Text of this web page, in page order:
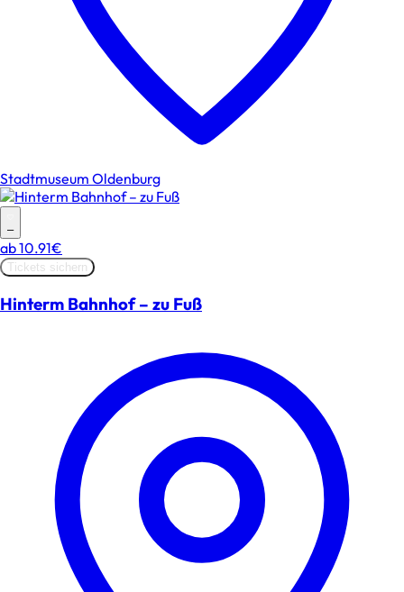
Stadtmuseum Oldenburg
–
ab10.91€
Tickets sichern
Hinterm Bahnhof – zu Fuß